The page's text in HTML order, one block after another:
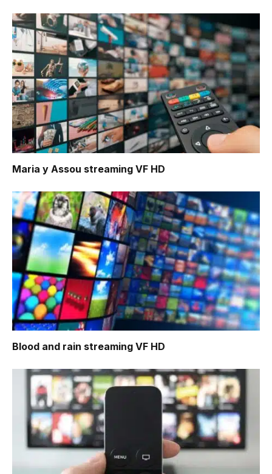
Maria y Assou streaming VF HD
Blood and rain streaming VF HD